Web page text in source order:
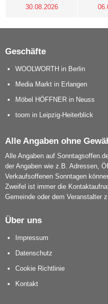
30.08.2026
Geschäfte
WOOLWORTH in Berlin
Media Markt in Erlangen
Möbel HÖFFNER in Neuss
toom in Leipzig-Heiterblick
Alle Angaben ohne
Alle Angaben auf
der Angaben wie z.B. Adressen,
Verkaufsoffenen Sonntagen
Zweifel ist immer die
Gemeinde oder dem Veranstalter
Über uns
Impressum
Datenschutz
Cookie Richtlinie
Kontakt